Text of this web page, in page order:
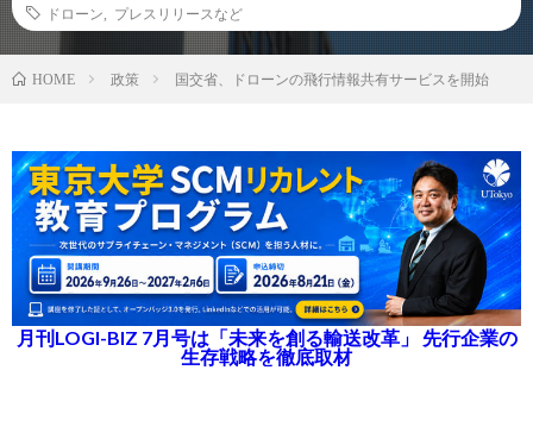
ドローン
プレスリリースなど
HOME 政策 国交省、ドローンの飛行情報共有サービスを開始
月刊LOGI-BIZ 7月号は「未来を創る輸送改革」 先行企業の
生存戦略を徹底取材